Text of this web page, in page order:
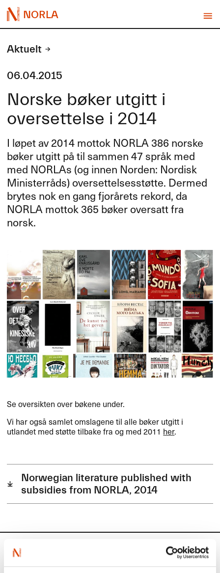
NORLA
Aktuelt
06.04.2015
Norske bøker utgitt i
oversettelse i 2014
I løpet av 2014 mottok NORLA386 norske
bøker utgitt på til sammen 47 språk med
med NORLAs (og innen Norden: Nordisk
Ministerråds) oversettelsesstøtte. Dermed
brytes nok en gang fjorårets rekord, da
NORLAmottok 365 bøker oversatt fra
norsk.
Se oversikten over bøkene under.
Vi har også samlet omslagene til alle bøker utgitt i
utlandet med støtte tilbake fra og med 2011 her.
Norwegian literature published with
subsidies from NORLA, 2014
Aktuelt